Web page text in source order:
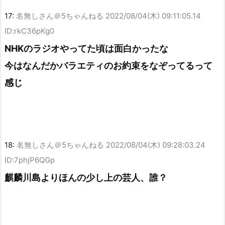
17: 名無しさん＠5ちゃんねる 2022/08/04(木) 09:11:05.14
ID:rkC36pKg0
NHKのラジオやってた頃は面白かったな
今はなんだかバラエティのお約束をなぞってるって
感じ
18: 名無しさん＠5ちゃんねる 2022/08/04(木) 09:28:03.24
ID:7phjP6QGp
麒麟川島よりほんの少し上の芸人、誰？